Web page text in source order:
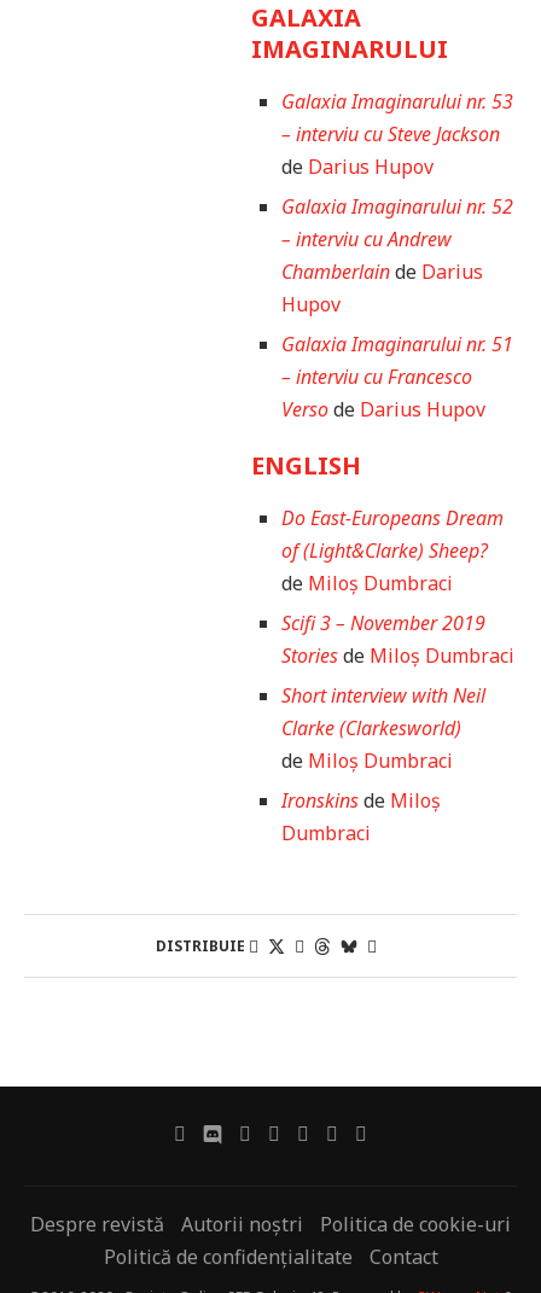
GALAXIA
IMAGINARULUI
Galaxia Imaginarului nr. 53
– interviu cu Steve Jackson
de Darius Hupov
Galaxia Imaginarului nr. 52
– interviu cu Andrew
Chamberlainde Darius
Hupov
Galaxia Imaginarului nr. 51
– interviu cu Francesco
Versode Darius Hupov
ENGLISH
Do East-Europeans Dream
of (Light&Clarke) Sheep?
de Miloș Dumbraci
Scifi 3 – November 2019
Storiesde Miloș Dumbraci
Short interview with Neil
Clarke (Clarkesworld)
de Miloș Dumbraci
Ironskinsde Miloș
Dumbraci
DISTRIBUIE
Despre revistă Autorii noștri
Politica de cookie-uri
Politică de confidențialitate
Contact